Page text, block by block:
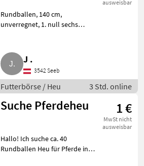
ausweisbar
Rundballen, 140 cm,
unverregnet, 1. null sechs
Selbstabholung. Futterbörse
Heu
J .
3542 Seeb
Futterbörse / Heu 3 Std. online
Suche Pferdeheu 1 €
MwSt nicht
ausweisbar
Hallo! Ich suche ca. 40
Rundballen Heu für Pferde in